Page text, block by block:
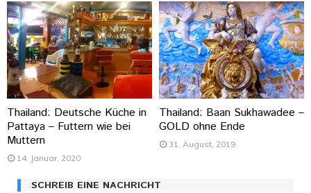
Thailand: Deutsche Küche in
Pattaya – Futtern wie bei
Muttern
14. Januar, 2020
Thailand: Baan Sukhawadee –
GOLD ohne Ende
31. August, 2019
SCHREIB EINE NACHRICHT